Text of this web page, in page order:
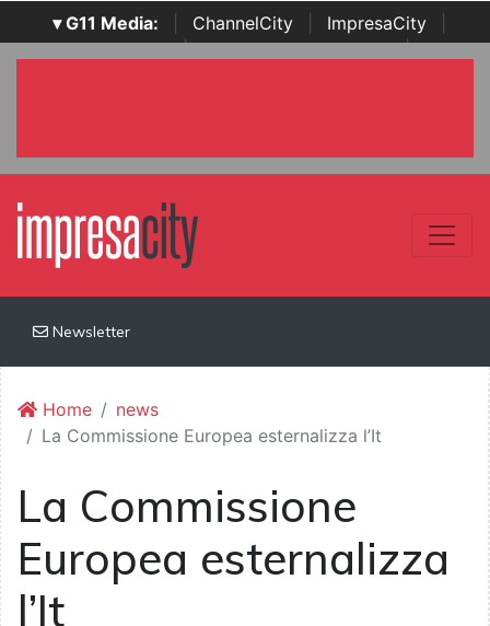
▾ G11 Media: ChannelCity ImpresaCity
SecurityOpenLab | Italian Channel Awards | Italian
Newsletter
Home
news
La Commissione Europea esternalizza l’It
La Commissione
Europea esternalizza
l’It